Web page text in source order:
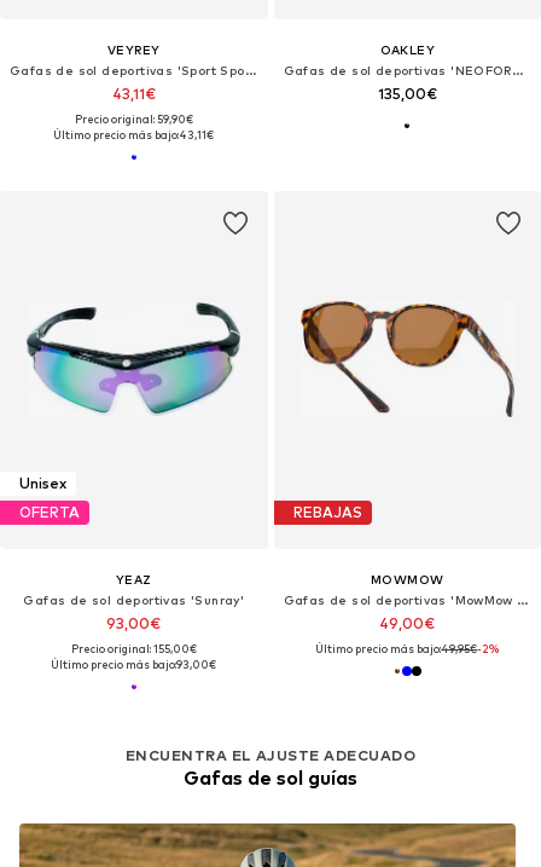
VEYREY
Gafas de sol deportivas 'Sport Sportbrille Silge'
43,11€
Precio original: 59,90€
Último precio más bajo:43,11€
OAKLEY
Gafas de sol deportivas 'NEOFORMA'
135,00€
Unisex
OFERTA
YEAZ
Gafas de sol deportivas 'Sunray'
93,00€
Precio original: 155,00€
Último precio más bajo:93,00€
ENCUENTRA EL AJUSTE ADECUADO
Gafas de sol guías
REBAJAS
MOWMOW
Gafas de sol deportivas 'MowMow Niseko Sunglasses - Polarized - Men - Women'
49,00€
Último precio más bajo:49,95€-2%